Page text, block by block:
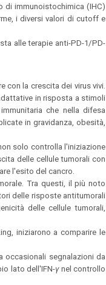
di immunoistochimica (IHC)
i diversi valori di cutoff e
alle terapie anti-PD-1/PD-
con la crescita dei virus vivi.
in risposta a stimoli
che nella difesa
in gravidanza, obesità,
solo controlla l'iniziazione
delle cellule tumorali con
l'esito del cancro.
Tra questi, il più noto
delle risposte antitumorali
delle cellule tumorali,
iniziarono a comparire le
occasionali segnalazioni da
lato dell'IFN-γnel controllo